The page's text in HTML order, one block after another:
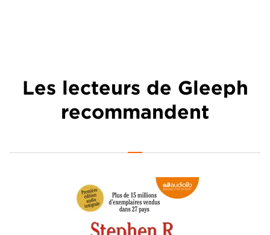
Les lecteurs de Gleeph
recommandent